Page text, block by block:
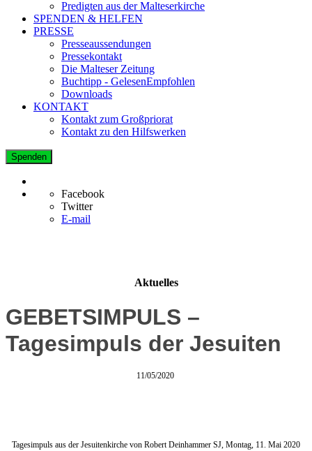
Predigten aus der Malteserkirche
SPENDEN & HELFEN
PRESSE
Presseaussendungen
Pressekontakt
Die Malteser Zeitung
Buchtipp - GelesenEmpfohlen
Downloads
KONTAKT
Kontakt zum Großpriorat
Kontakt zu den Hilfswerken
Spenden
Facebook
Twitter
E-mail
Aktuelles
GEBETSIMPULS –
Tagesimpuls der Jesuiten
11/05/2020
Tagesimpuls aus der Jesuitenkirche von Robert Deinhammer SJ, Montag, 11. Mai 2020